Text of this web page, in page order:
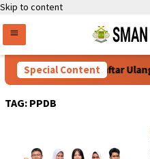
Skip to content
Special Content
Persyaratan Daftar Ulang.
TAG: PPDB